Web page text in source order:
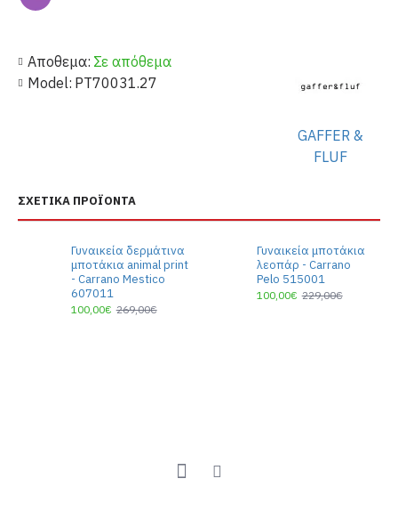
Αποθεμα: Σε απόθεμα
Model: PT70031.27
GAFFER &
FLUF
ΣΧΕΤΙΚΆ ΠΡΟΪΌΝΤΑ
Γυναικεία δερμάτινα
μποτάκια animal print
- Carrano Mestico
607011
100,00€ 269,00€
Γυναικεία μποτάκια
λεοπάρ - Carrano
Pelo 515001
100,00€ 229,00€